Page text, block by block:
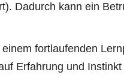
Dadurch kann ein
fort­lau­fen­den
Erfah­rung und